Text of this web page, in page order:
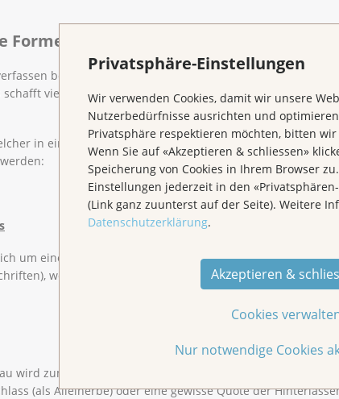
Privatsphäre-Einstellungen
Wir verwenden Cookies, damit wir unsere
Nutzerbedürfnisse ausrichten und
Privatsphäre respektieren möchten, bitten
Wenn Sie auf «Akzeptieren & schliessen»
Speicherung von Cookies in Ihrem Browser
Einstellungen jederzeit in den
(Link ganz zuunterst auf der Seite). Weitere
Datenschutzerklärung.
Akzeptieren &
Cookies
Nur notwendige Cookies
Formen der Nachlassplanung
bedeutet nicht in erster Linie mit dem eigenen Leben
schafft vielmehr klare Verhältnisse und Ordnung. Für Sie
in einem Testament festgehalten wird, kann in
um einen festen Betrag oder um bestimmte Wertsachen
welche Sie der Krebsliga Aargau vermachen können.
wird zum Alleinerben oder zum Miterben und erhält
(als Alleinerbe) oder eine gewisse Quote der